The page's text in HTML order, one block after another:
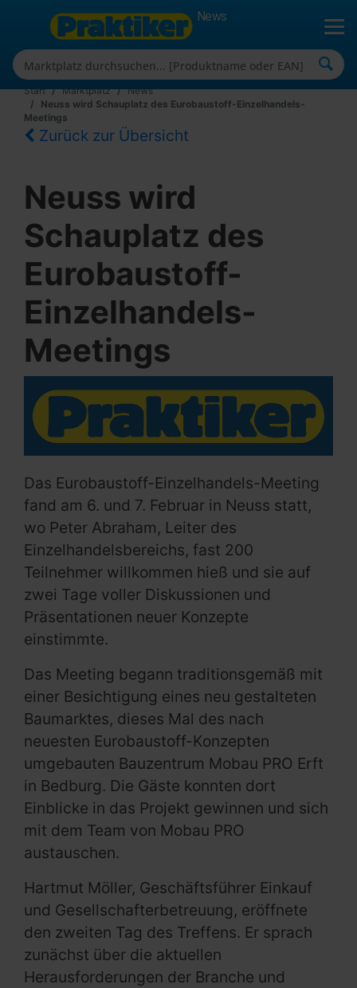
News
Start Marktplatz
News
Neuss wird Schauplatz des Eurobaustoff-Einzelhandels-
Meetings
Zurück zur Übersicht
Neuss wird
Schauplatz des
Eurobaustoff-
Einzelhandels-
Meetings
Das Eurobaustoff-Einzelhandels-Meeting
fand am 6. und 7. Februar in Neuss statt,
wo Peter Abraham, Leiter des
Einzelhandelsbereichs, fast 200
Teilnehmer willkommen hieß und sie auf
zwei Tage voller Diskussionen und
Präsentationen neuer Konzepte
einstimmte.
Das Meeting begann traditionsgemäß mit
einer Besichtigung eines neu gestalteten
Baumarktes, dieses Mal des nach
neuesten Eurobaustoff-Konzepten
umgebauten Bauzentrum Mobau PRO Erft
in Bedburg. Die Gäste konnten dort
Einblicke in das Projekt gewinnen und sich
mit dem Team von Mobau PRO
austauschen.
Hartmut Möller, Geschäftsführer Einkauf
und Gesellschafterbetreuung, eröffnete
den zweiten Tag des Treffens. Er sprach
zunächst über die aktuellen
Herausforderungen der Branche und